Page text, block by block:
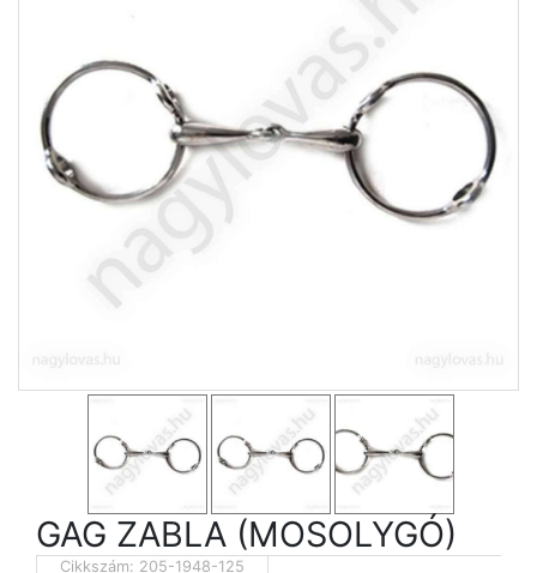
GAG ZABLA (MOSOLYGÓ)
Cikkszám: 205-1948-125